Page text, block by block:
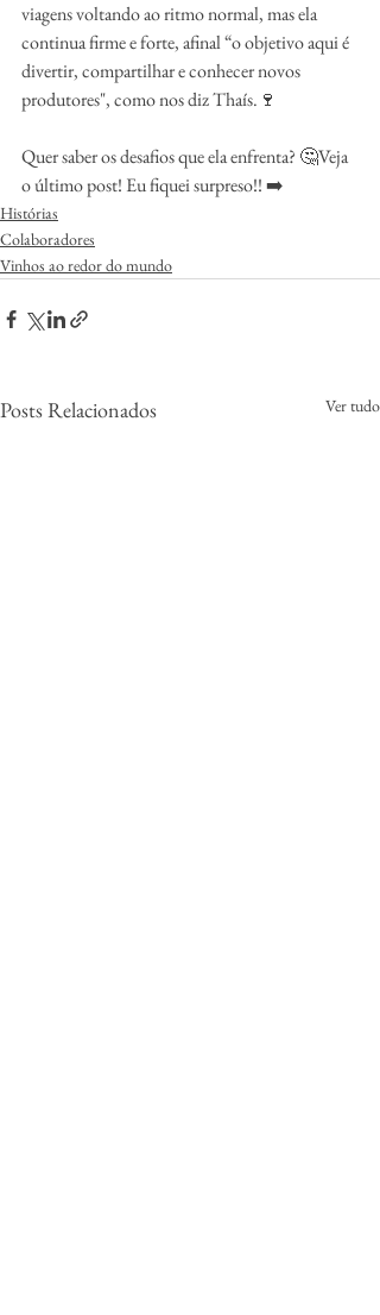
viagens voltando ao ritmo normal, mas ela
continua firme e forte, afinal “o objetivo aqui é
divertir, compartilhar e conhecer novos
produtores", como nos diz Thaís.🍷
Quer saber os desafios que ela enfrenta? 🤔Veja
o último post! Eu fiquei surpreso!! ➡️
Histórias
Colaboradores
Vinhos ao redor do mundo
Posts Relacionados Ver tudo